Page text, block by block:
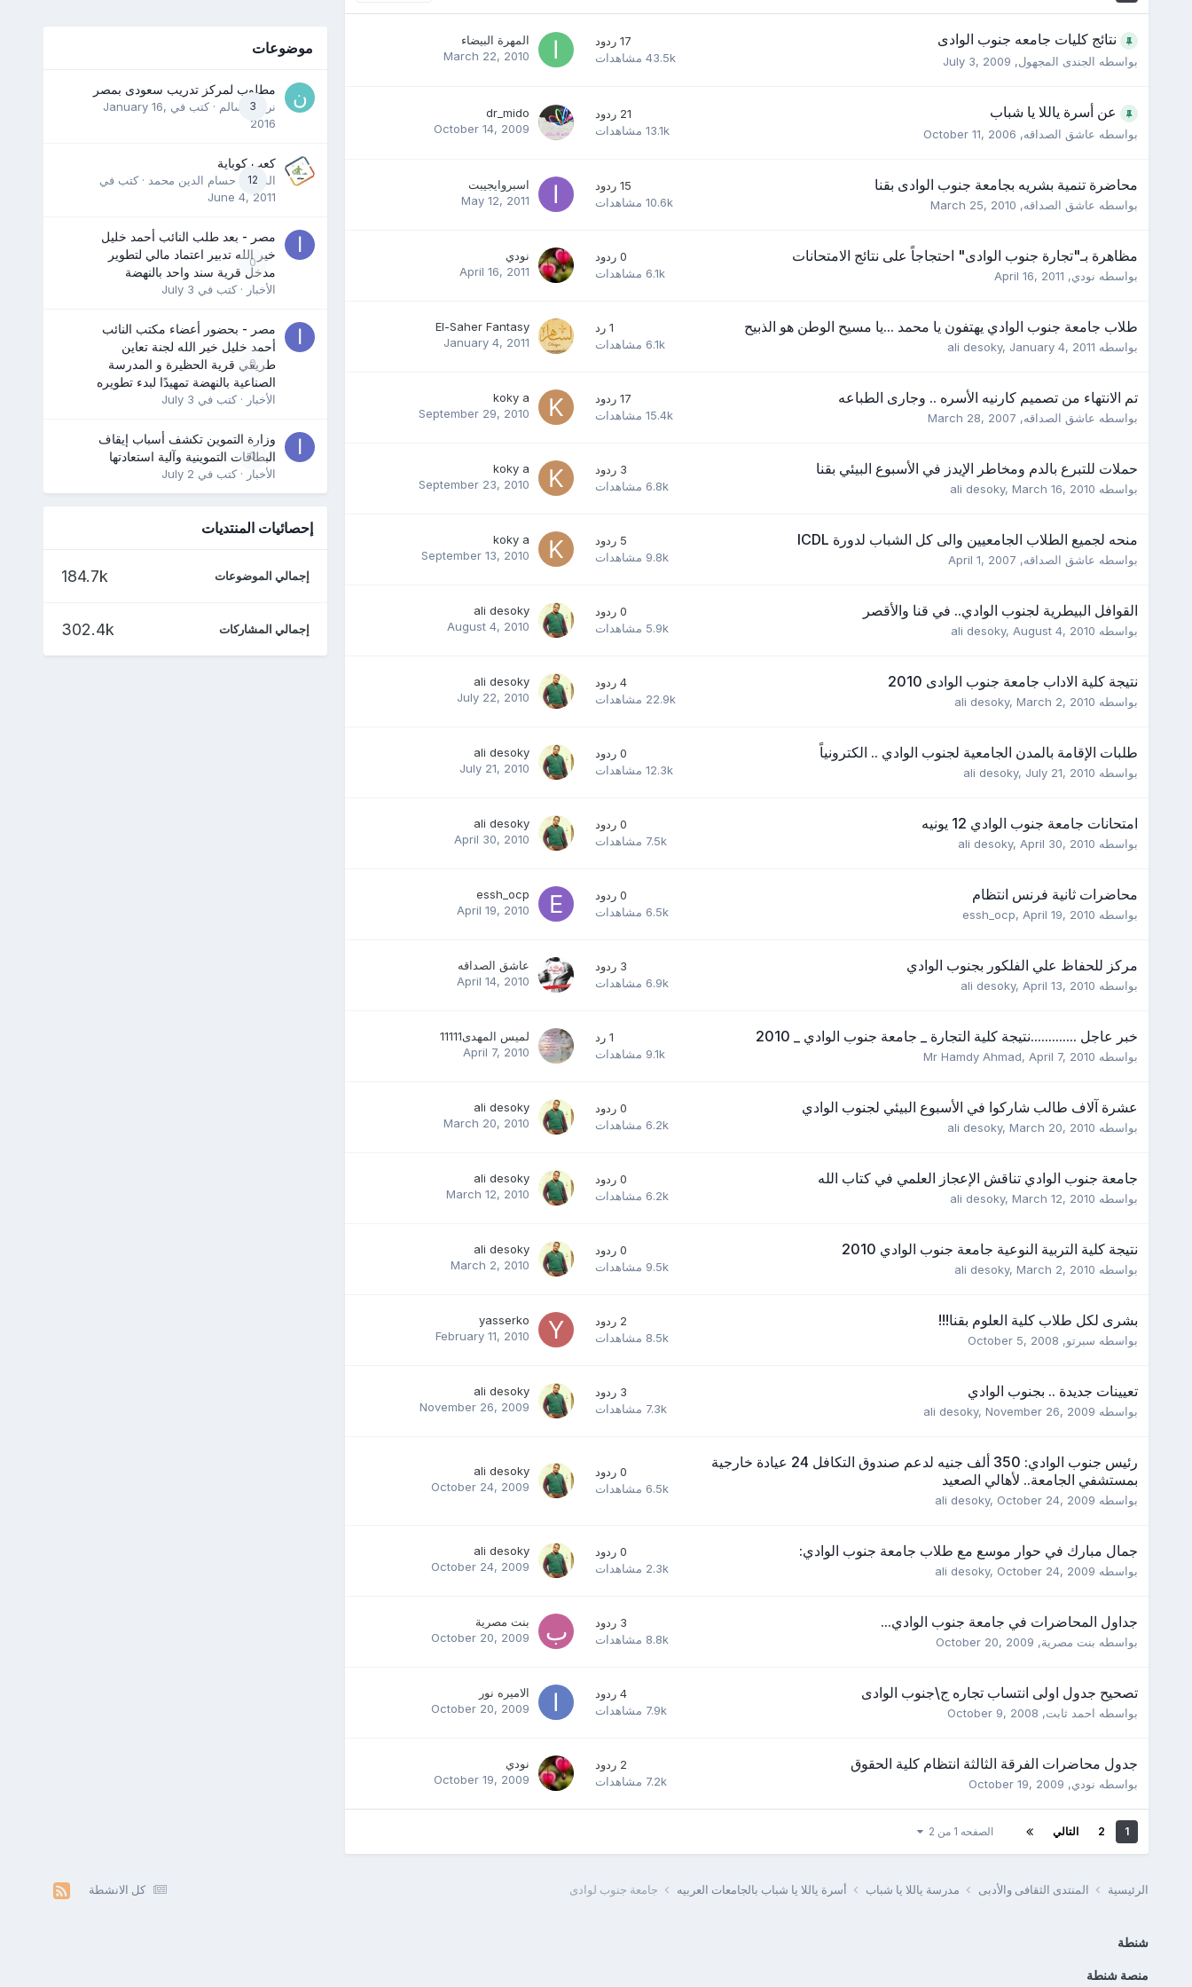
نتائج كليات جامعه جنوب الوادى
بواسطه الجندى المجهول,
July 3, 2009
17 ردود
43.5k مشاهدات
المهرة البيضاء
March 22, 2010
عن أسرة ياللا يا شباب
بواسطه عاشق الصداقه,
October 11, 2006
21 ردود
13.1k مشاهدات
dr_mido
October 14, 2009
محاضرة تنمية بشريه بجامعة جنوب الوادى بقنا
بواسطه عاشق الصداقه,
March 25, 2010
15 ردود
10.6k مشاهدات
اسبروايجيبت
May 12, 2011
مظاهرة بـ"تجارة جنوب الوادى" احتجاجاً على نتائج الامتحانات
بواسطه نودي,
April 16, 2011
0 ردود
6.1k مشاهدات
نودي
April 16, 2011
طلاب جامعة جنوب الوادي يهتفون يا محمد ...يا مسيح الوطن هو الذبيح
بواسطه ali desoky, January 4, 2011
1 رد
6.1k مشاهدات
El-Saher Fantasy
January 4, 2011
تم الانتهاء من تصميم كارنيه الأسره .. وجارى الطباعه
بواسطه عاشق الصداقه,
March 28, 2007
17 ردود
15.4k مشاهدات
koky a
September 29, 2010
حملات للتبرع بالدم ومخاطر الإيدز في الأسبوع البيئي بقنا
بواسطه ali desoky,March 16, 2010
3 ردود
6.8k مشاهدات
koky a
September 23, 2010
منحه لجميع الطلاب الجامعيين والى كل الشباب لدورة ICDL
بواسطه عاشق الصداقه,
April 1, 2007
5 ردود
9.8k مشاهدات
koky a
September 13, 2010
القوافل البيطرية لجنوب الوادي.. في قنا والأقصر
بواسطه ali desoky, August 4, 2010
0 ردود
5.9k مشاهدات
ali desoky
August 4, 2010
نتيجة كلية الاداب جامعة جنوب الوادى 2010
بواسطه ali desoky,March 2, 2010
4 ردود
22.9k مشاهدات
ali desoky
July 22, 2010
طلبات الإقامة بالمدن الجامعية لجنوب الوادي .. الكترونياً
بواسطه ali desoky, July 21, 2010
0 ردود
12.3k مشاهدات
ali desoky
July 21, 2010
امتحانات جامعة جنوب الوادي 12 يونيه
بواسطه ali desoky, April 30, 2010
0 ردود
7.5k مشاهدات
ali desoky
April 30, 2010
محاضرات ثانية فرنس انتظام
بواسطه essh_ocp, April 19, 2010
0 ردود
6.5k مشاهدات
essh_ocp
April 19, 2010
مركز للحفاظ علي الفلكور بجنوب الوادي
بواسطه ali desoky, April 13, 2010
3 ردود
6.9k مشاهدات
عاشق الصداقه
April 14, 2010
خبر عاجل .............نتيجة كلية التجارة _ جامعة جنوب الوادي _ 2010
بواسطه Mr Hamdy Ahmad, April 7, 2010
1 رد
9.1k مشاهدات
لميس المهدى11111
April 7, 2010
عشرة آلاف طالب شاركوا في الأسبوع البيئي لجنوب الوادي
بواسطه ali desoky,March 20, 2010
0 ردود
6.2k مشاهدات
ali desoky
March 20, 2010
جامعة جنوب الوادي تناقش الإعجاز العلمي في كتاب الله
بواسطه ali desoky,March 12, 2010
0 ردود
6.2k مشاهدات
ali desoky
March 12, 2010
نتيجة كلية التربية النوعية جامعة جنوب الوادي 2010
بواسطه ali desoky,March 2, 2010
0 ردود
9.5k مشاهدات
ali desoky
March 2, 2010
بشرى لكل طلاب كلية العلوم بقنا!!!
بواسطه سبرتو,
October 5, 2008
2 ردود
8.5k مشاهدات
yasserko
February 11, 2010
تعيينات جديدة .. بجنوب الوادي
بواسطه ali desoky,November 26, 2009
3 ردود
7.3k مشاهدات
ali desoky
November 26, 2009
رئيس جنوب الوادي: 350 ألف جنيه لدعم صندوق التكافل 24 عيادة خارجية
بمستشفي الجامعة.. لأهالي الصعيد
بواسطه ali desoky, October 24, 2009
0 ردود
6.5k مشاهدات
ali desoky
October 24, 2009
جمال مبارك في حوار موسع مع طلاب جامعة جنوب الوادي‏:‏
بواسطه ali desoky, October 24, 2009
0 ردود
2.3k مشاهدات
ali desoky
October 24, 2009
جداول المحاضرات في جامعة جنوب الوادي...
بواسطه بنت مصرية,
October 20, 2009
3 ردود
8.8k مشاهدات
بنت مصرية
October 20, 2009
تصحيح جدول اولى انتساب تجاره ج\جنوب الوادى
بواسطه احمد ثابت,
October 9, 2008
4 ردود
7.9k مشاهدات
الاميره نور
October 20, 2009
جدول محاضرات الفرقة الثالثة انتظام كلية الحقوق
بواسطه نودي,
October 19, 2009
2 ردود
7.2k مشاهدات
نودي
October 19, 2009
1
2 التالي الصفحه 1 من 2
موضوعات
3
مطلوب لمركز تدريب سعودى بمصر
نرمين سالم · كتب في January 16,
2016
12
كعب كوباية
المدرب حسام الدين محمد · كتب في
June 4, 2011
0
مصر - بعد طلب النائب أحمد خليل
خير الله تدبير اعتماد مالي لتطوير
مدخل قرية سند واحد بالنهضة
الأخبار · كتب في July 3
0
مصر - بحضور أعضاء مكتب النائب
أحمد خليل خير الله لجنة تعاين
طريقي قرية الحظيرة و المدرسة
الصناعية بالنهضة تمهيدًا لبدء تطويره
الأخبار · كتب في July 3
0
وزارة التموين تكشف أسباب إيقاف
البطاقات التموينية وآلية استعادتها
الأخبار · كتب في July 2
إحصائيات المنتديات
إجمالي الموضوعات 184.7k
إجمالي المشاركات 302.4k
كل الانشطة الرئيسية المنتدى الثقافى والأدبى مدرسة ياللا يا شباب أسرة ياللا يا شباب بالجامعات العربيه جامعة جنوب لوادى
شنطة
منصة شنطة